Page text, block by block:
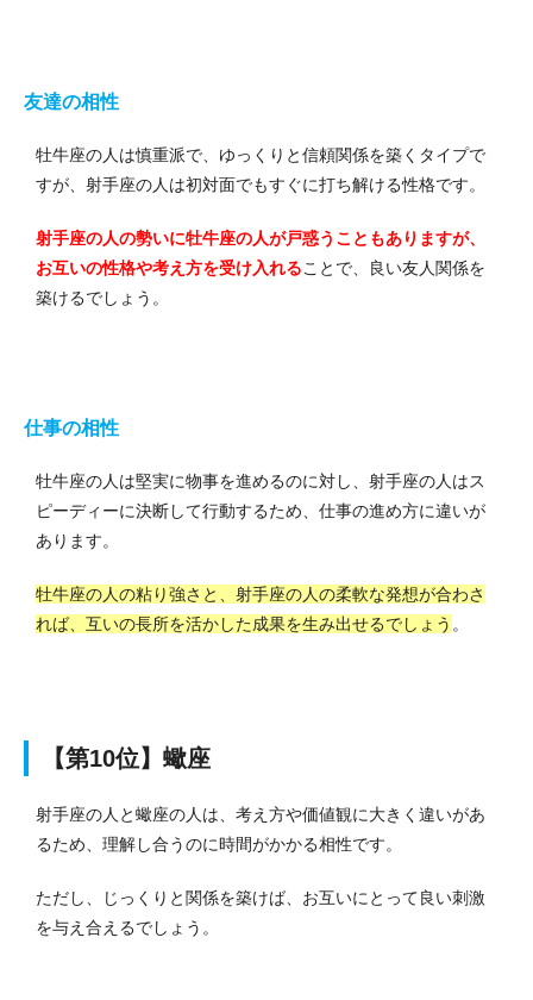
友達の相性
牡牛座の人は慎重派で、ゆっくりと信頼関係を築くタイプで
すが、射手座の人は初対面でもすぐに打ち解ける性格です。
射手座の人の勢いに牡牛座の人が戸惑うこともありますが、
お互いの性格や考え方を受け入れることで、良い友人関係を
築けるでしょう。
仕事の相性
牡牛座の人は堅実に物事を進めるのに対し、射手座の人はス
ピーディーに決断して行動するため、仕事の進め方に違いが
あります。
牡牛座の人の粘り強さと、射手座の人の柔軟な発想が合わさ
れば、互いの長所を活かした成果を生み出せるでしょう 。
【第10位】蠍座
射手座の人と蠍座の人は、考え方や価値観に大きく違いがあ
るため、理解し合うのに時間がかかる相性です。
ただし、じっくりと関係を築けば、お互いにとって良い刺激
を与え合えるでしょう。